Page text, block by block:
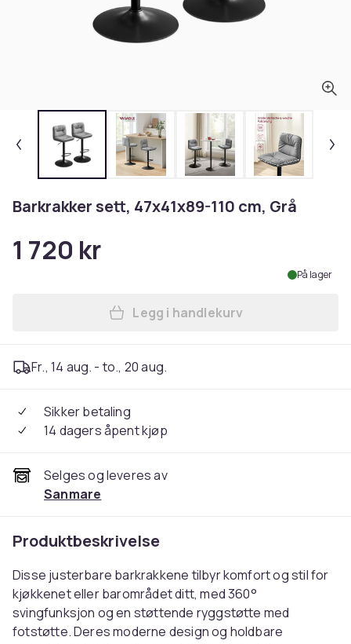
Barkrakker sett, 47x41x89-110 cm, Grå
1 720 kr
På lager
Legg Barkrakker sett,
Legg i handlekurv
Fr., 14 aug. - to., 20 aug.
Sikker betaling
14 dagers åpent kjøp
Selges og leveres av
Sanmare
Produktbeskrivelse
Disse justerbare barkrakkene tilbyr komfort og stil for
kjøkkenet eller barområdet ditt, med 360°
svingfunksjon og en støttende ryggstøtte med
fotstøtte. Deres moderne design og holdbare